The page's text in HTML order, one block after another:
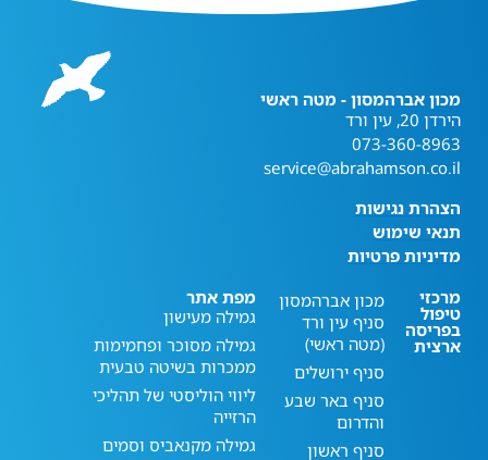
מכון אברהמסון - מטה ראשי
הירדן 20, עין ורד
073-360-8963
service@abrahamson.co.il
הצהרת נגישות
תנאי שימוש
מדיניות פרטיות
מרכזי
טיפול
בפריסה
ארצית
מכון אברהמסון
סניף עין ורד
(מטה ראשי)
סניף ירושלים
סניף באר שבע
והדרום
סניף ראשון
מפת אתר
גמילה מעישון
גמילה מסוכר ופחמימות
ממכרות בשיטה טבעית
ליווי הוליסטי של תהליכי
הרזייה
גמילה מקנאביס וסמים